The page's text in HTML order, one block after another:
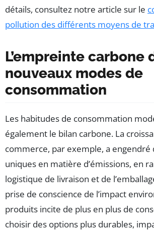
détails, consultez notre article sur le
pollution des différents moyens de
L’empreinte carbone
nouveaux modes de
consommation
Les habitudes de consommation
également le bilan carbone. La
commerce, par exemple, a engendré
uniques en matière d’émissions, en
logistique de livraison et de
prise de conscience de l’impact
produits incite de plus en plus de
choisir des options plus durables,